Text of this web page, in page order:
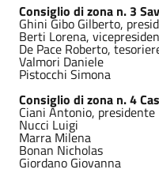
Consiglio di zona n. 3
Ghini Gibo Gilberto,
Berti Lorena,
De Pace Roberto,
Valmori Daniele
Pistocchi Simona
Consiglio di zona n. 4
Ciani Antonio, presidente
Nucci Luigi
Marra Milena
Bonan Nicholas
Giordano Giovanna